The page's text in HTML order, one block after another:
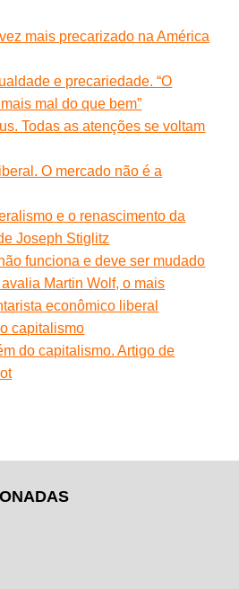
mais precarizado na América
e precariedade. “O
mal do que bem”
Todas as atenções se voltam
O mercado não é a
e o renascimento da
Joseph Stiglitz
funciona e deve ser mudado
avalia Martin Wolf, o mais
econômico liberal
capitalismo
do capitalismo. Artigo de